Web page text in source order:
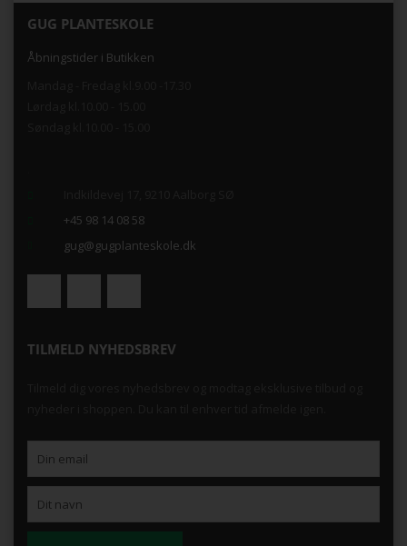
GUG PLANTESKOLE
Åbningstider i Butikken
+45 98 14 08 58
gug@gugplanteskole.dk
TILMELD NYHEDSBREV